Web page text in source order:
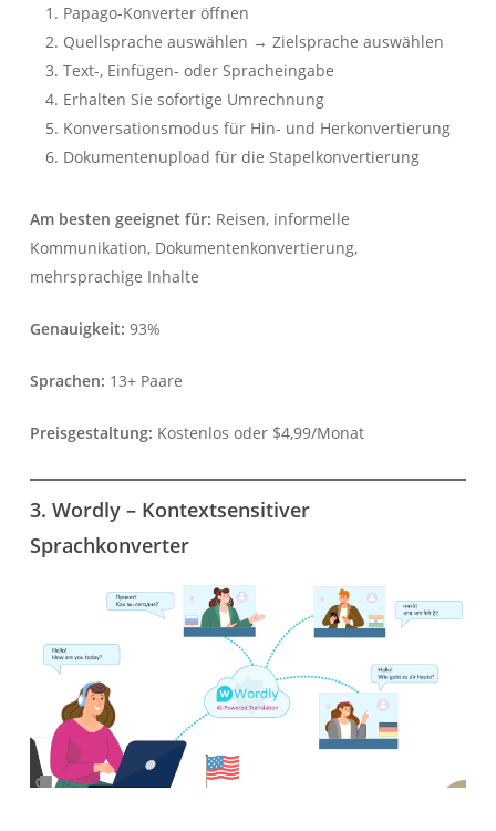
Papago-Konverter öffnen
Quellsprache auswählen → Zielsprache auswählen
Text-, Einfügen- oder Spracheingabe
Erhalten Sie sofortige Umrechnung
Konversationsmodus für Hin- und Herkonvertierung
Dokumentenupload für die Stapelkonvertierung
Am besten geeignet für: Reisen, informelle
Kommunikation, Dokumentenkonvertierung,
mehrsprachige Inhalte
Genauigkeit: 93%
Sprachen: 13+ Paare
Preisgestaltung: Kostenlos oder $4,99/Monat
3. Wordly – Kontextsensitiver
Sprachkonverter